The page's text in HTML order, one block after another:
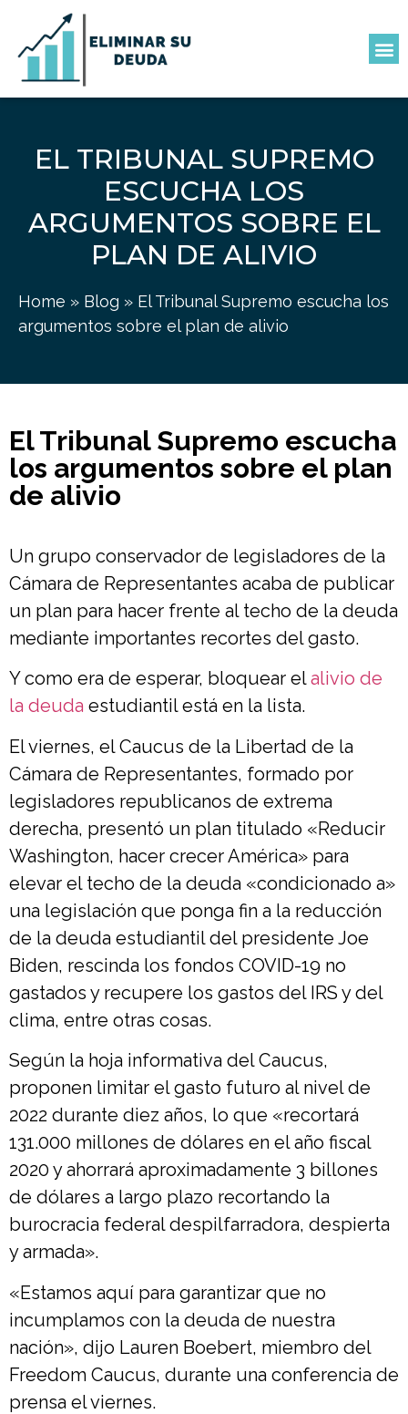
EL TRIBUNAL SUPREMO
ESCUCHA LOS
ARGUMENTOS SOBRE EL
PLAN DE ALIVIO
Home » Blog » El Tribunal Supremo escucha los
argumentos sobre el plan de alivio
El Tribunal Supremo escucha
los argumentos sobre el plan
de alivio
Un grupo conservador de legisladores de la
Cámara de Representantes acaba de publicar
un plan para hacer frente al techo de la deuda
mediante importantes recortes del gasto.
Y como era de esperar, bloquear elalivio de
la deuda estudiantil está en la lista.
El viernes, el Caucus de la Libertad de la
Cámara de Representantes, formado por
legisladores republicanos de extrema
derecha, presentó un plan titulado «Reducir
Washington, hacer crecer América» para
elevar el techo de la deuda «condicionado a»
una legislación que ponga fin a la reducción
de la deuda estudiantil del presidente Joe
Biden, rescinda los fondos COVID-19 no
gastados y recupere los gastos del IRS y del
clima, entre otras cosas.
Según la hoja informativa del Caucus,
proponen limitar el gasto futuro al nivel de
2022 durante diez años, lo que «recortará
131.000 millones de dólares en el año fiscal
2020 y ahorrará aproximadamente 3 billones
de dólares a largo plazo recortando la
burocracia federal despilfarradora, despierta
y armada».
«Estamos aquí para garantizar que no
incumplamos con la deuda de nuestra
nación», dijo Lauren Boebert, miembro del
Freedom Caucus, durante una conferencia de
prensa el viernes.